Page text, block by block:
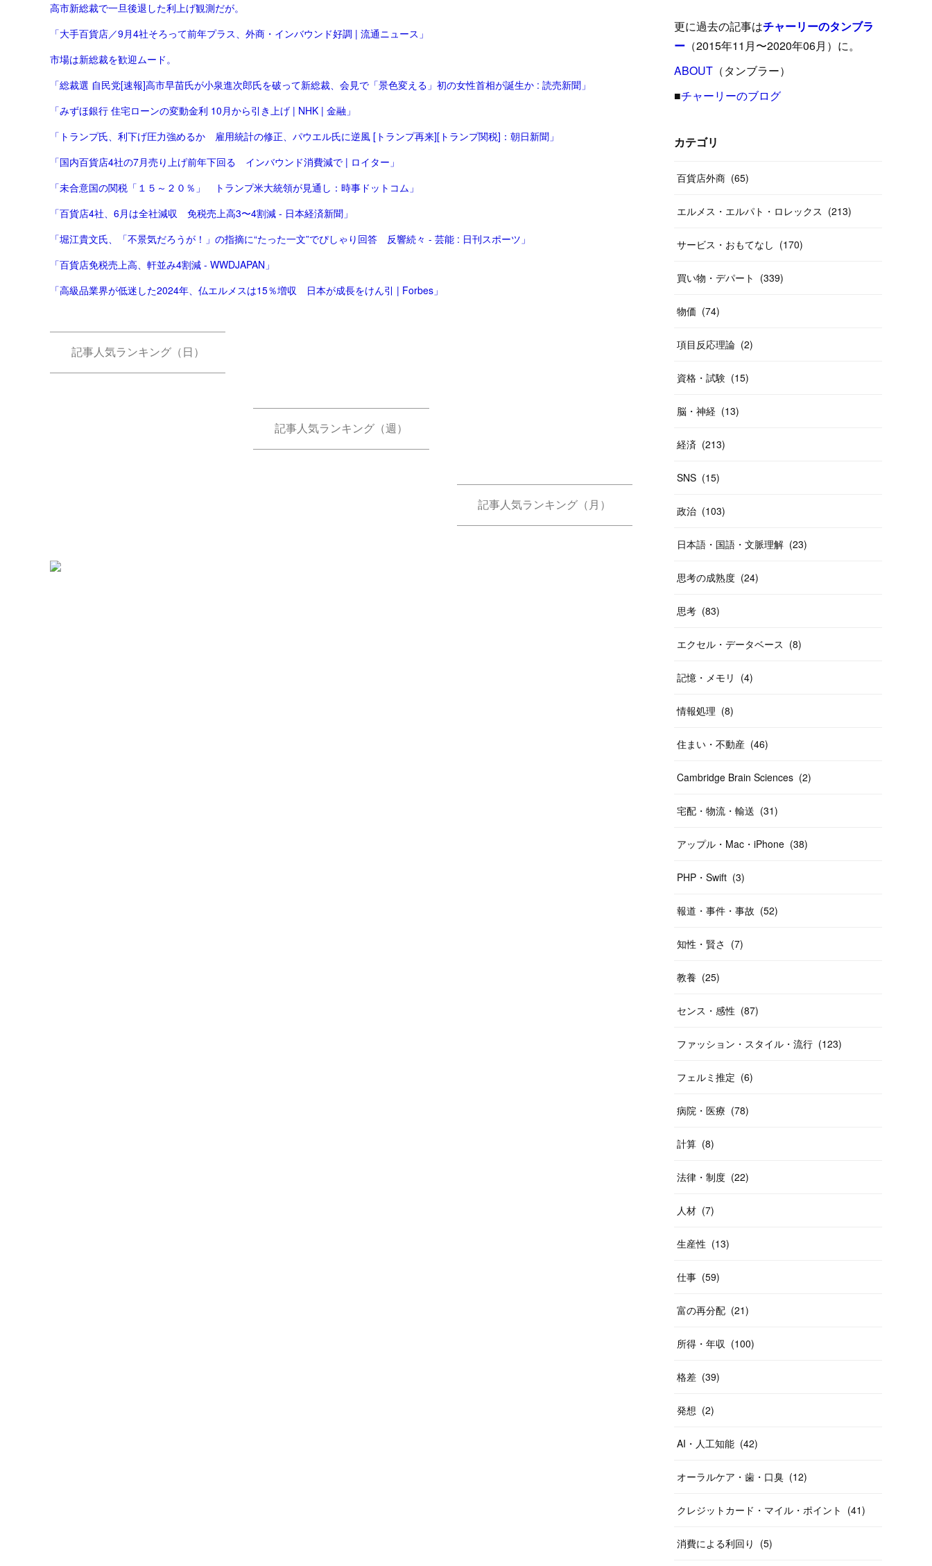
高市新総裁で一旦後退した利上げ観測だが。
「大手百貨店／9月4社そろって前年プラス、外商・インバウンド好調 | 流通ニュース」
市場は新総裁を歓迎ムード。
「総裁選 自民党[速報]高市早苗氏が小泉進次郎氏を破って新総裁、会見で「景色変える」初の女性首相が誕生か : 読売新聞」
「みずほ銀行 住宅ローンの変動金利 10月から引き上げ | NHK | 金融」
「トランプ氏、利下げ圧力強めるか 雇用統計の修正、パウエル氏に逆風 [トランプ再来][トランプ関税]：朝日新聞」
「国内百貨店4社の7月売り上げ前年下回る インバウンド消費減で | ロイター」
「未合意国の関税「１５～２０％」 トランプ米大統領が見通し：時事ドットコム」
「百貨店4社、6月は全社減収 免税売上高3〜4割減 - 日本経済新聞」
「堀江貴文氏、「不景気だろうが！」の指摘に“たった一文”でぴしゃり回答 反響続々 - 芸能 : 日刊スポーツ」
「百貨店免税売上高、軒並み4割減 - WWDJAPAN」
「高級品業界が低迷した2024年、仏エルメスは15％増収 日本が成長をけん引 | Forbes」
記事人気ランキング（日）
記事人気ランキング（週）
記事人気ランキング（月）
15
(24)
(8 )
17
16
(12)
(19 )
(13
( 12
33 )
(26)
(27 )
(29
(26
(31)
(31)
(31 )
(26
(14
(20
(39)
(23)
(40 )
(55
(20
(10
(40
(24)
(42)
(24 )
(33
(20
更に過去の記事はチャーリーのタンブラ
ー （2015年11月〜2020年06月）に。
ABOUT （タンブラー）
■チャーリーのブログ
カテゴリ
百貨店外商 (65)
エルメス・エルパト・ロレックス (213)
サービス・おもてなし (170)
買い物・デパート (339)
物価 (74)
項目反応理論 (2)
資格・試験 (15)
脳・神経 (13)
経済 (213)
SNS (15)
政治 (103)
日本語・国語・文脈理解 (23)
思考の成熟度 (24)
思考 (83)
エクセル・データベース (8)
記憶・メモリ (4)
情報処理 (8)
住まい・不動産 (46)
Cambridge Brain Sciences (2)
宅配・物流・輸送 (31)
アップル・Mac・iPhone (38)
PHP・Swift (3)
報道・事件・事故 (52)
知性・賢さ (7)
教養 (25)
センス・感性 (87)
ファッション・スタイル・流行 (123)
フェルミ推定 (6)
病院・医療 (78)
計算 (8)
法律・制度 (22)
人材 (7)
生産性 (13)
仕事 (59)
富の再分配 (21)
所得・年収 (100)
格差 (39)
発想 (2)
AI・人工知能 (42)
オーラルケア・歯・口臭 (12)
クレジットカード・マイル・ポイント (41)
消費による利回り (5)